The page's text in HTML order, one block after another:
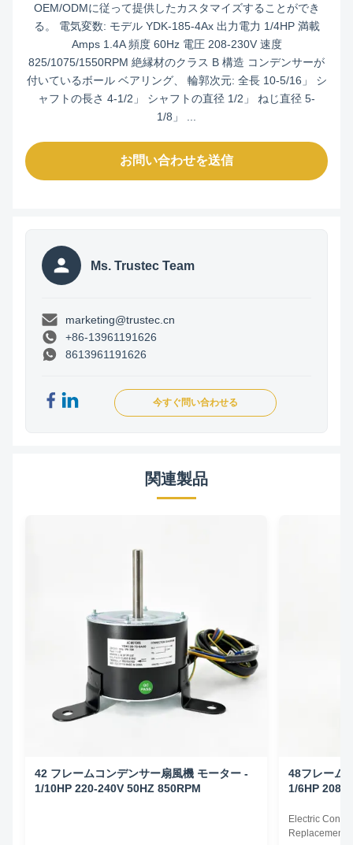
OEM/ODMに従って提供したカスタマイズすることができ
る。 電気変数: モデル YDK-185-4Ax 出力電力 1/4HP 満載
Amps 1.4A 頻度 60Hz 電圧 208-230V 速度
825/1075/1550RPM 絶縁材のクラス B 構造 コンデンサーが
付いているボール ベアリング、 輪郭次元: 全長 10-5/16」 シ
ャフトの長さ 4-1/2」 シャフトの直径 1/2」 ねじ直径 5-
1/8」 ...
お問い合わせを送信
Ms. Trustec Team
marketing@trustec.cn
+86-13961191626
8613961191626
今すぐ問い合わせる
関連製品
42 フレームコンデンサー扇風機 モーター -
1/10HP 220-240V 50HZ 850RPM
48フレーム
1/6HP 208-
Electric
Replacement